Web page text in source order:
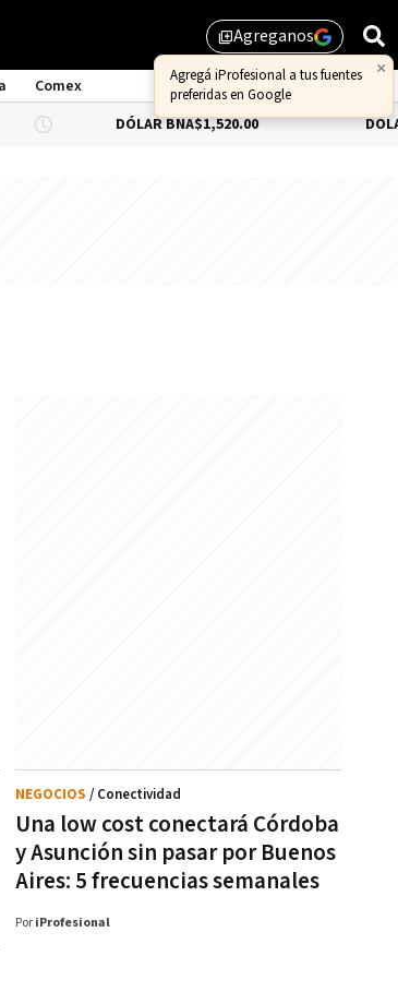
library_addAgreganos
×
Agregá iProfesional a tus fuentes
preferidas en Google
Comex
DÓLAR BNA$1,520.00 DÓLAR
Una low cost conectará Córdoba
y Asunción sin pasar por Buenos
Aires: 5 frecuencias semanales
NEGOCIOS / Conectividad
Por iProfesional